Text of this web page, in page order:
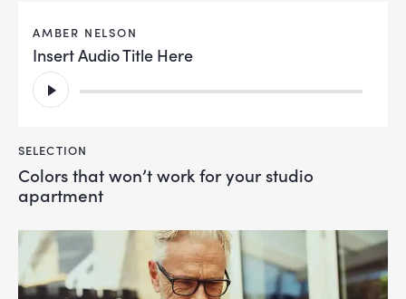
AMBER NELSON
Insert Audio Title Here
Audio
Player
SELECTION
Colors that won’t work for your studio
apartment